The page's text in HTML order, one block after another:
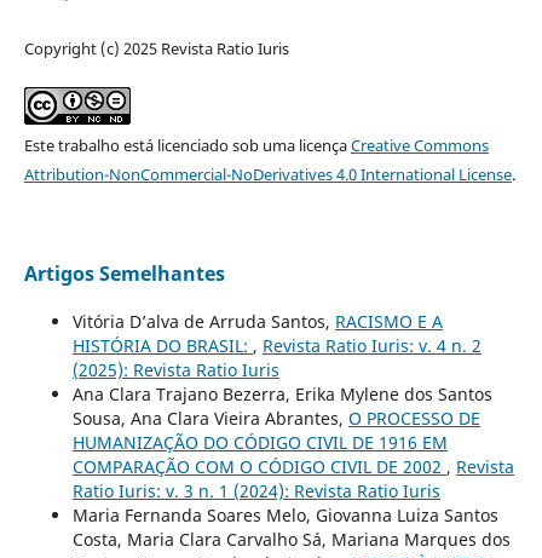
Copyright (c) 2025 Revista Ratio Iuris
Este trabalho está licenciado sob uma licençaCreative Commons
Attribution-NonCommercial-NoDerivatives 4.0 International License.
Artigos Semelhantes
Vitória D’alva de Arruda Santos, RACISMO E A
HISTÓRIA DO BRASIL: , Revista Ratio Iuris: v. 4 n. 2
(2025): Revista Ratio Iuris
Ana Clara Trajano Bezerra, Erika Mylene dos Santos
Sousa, Ana Clara Vieira Abrantes, O PROCESSO DE
HUMANIZAÇÃO DO CÓDIGO CIVIL DE 1916 EM
COMPARAÇÃO COM O CÓDIGO CIVIL DE 2002 , Revista
Ratio Iuris: v. 3 n. 1 (2024): Revista Ratio Iuris
Maria Fernanda Soares Melo, Giovanna Luiza Santos
Costa, Maria Clara Carvalho Sá, Mariana Marques dos